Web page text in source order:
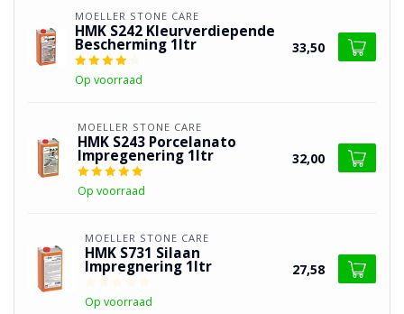
MOELLER STONE CARE
HMK S242 Kleurverdiepende
Bescherming 1ltr
Op voorraad
33,50
MOELLER STONE CARE
HMK S243 Porcelanato
Impregenering 1ltr
Op voorraad
32,00
MOELLER STONE CARE
HMK S731 Silaan
Impregnering 1ltr
Op voorraad
27,58